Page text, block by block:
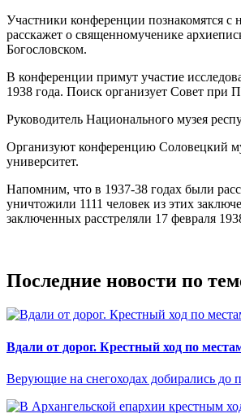
Участники конференции познакомятся
расскажет о священномученике
Богословском.
В конференции примут участие
1938 года. Поиск организует Совет при
Руководитель Национального музея
Организуют конференцию Соловецкий
университет.
Напомним, что в 1937-38 годах были
уничтожили 1111 человек из этих
заключенных расстреляли 17 февраля
Последние новости по
Вдали от дорог. Крестный ход по
Верующие на снегоходах добирались до